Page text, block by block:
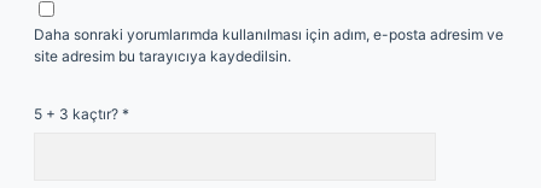
Daha sonraki yorumlarımda kullanılması için adım, e-posta adresim ve
site adresim bu tarayıcıya kaydedilsin.
5 + 3 kaçtır? *